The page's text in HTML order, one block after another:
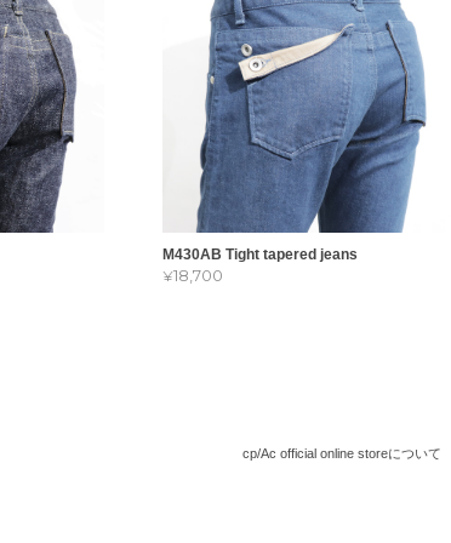
M430AB Tight tapered jeans
¥18,700
cp/Ac official online storeについて